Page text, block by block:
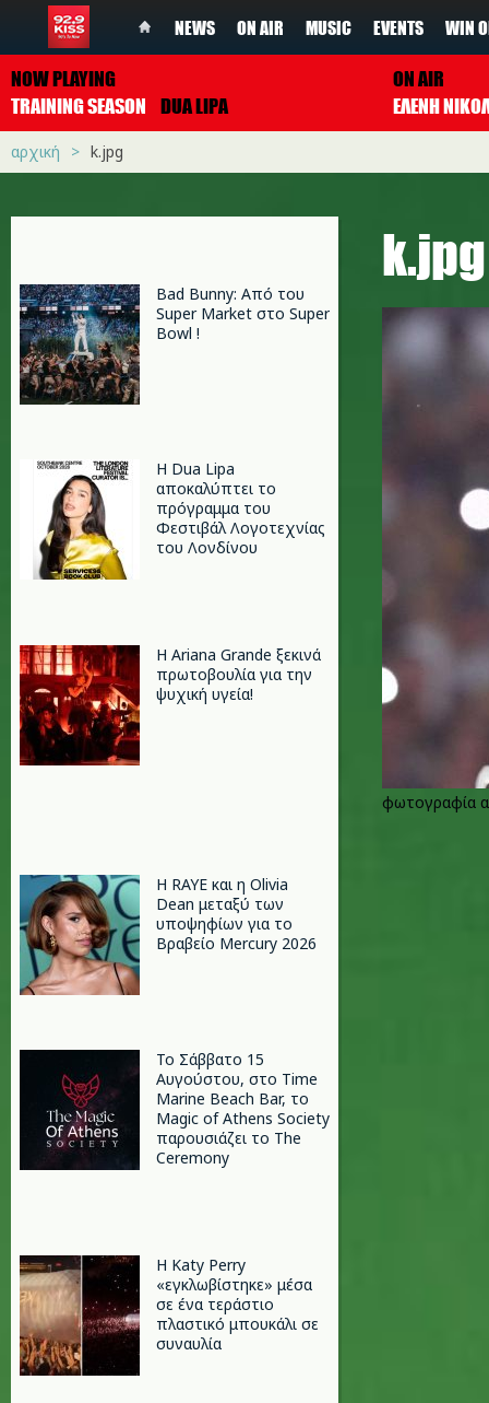
NEWS ON AIR MUSIC EVENTS WIN
NOW PLAYING
TRAINING SEASON
DUA LIPA
ON AIR
ΕΛΕΝΗ
αρχική k.jpg
Bad Bunny: Από του
Super Market στο Super
Bowl !
Η Dua Lipa
αποκαλύπτει το
πρόγραμμα του
Φεστιβάλ Λογοτεχνίας
του Λονδίνου
Η Ariana Grande ξεκινά
πρωτοβουλία για την
ψυχική υγεία!
Η RAYE και η Olivia
Dean μεταξύ των
υποψηφίων για το
Βραβείο Mercury 2026
Το Σάββατο 15
Αυγούστου, στο Time
Marine Beach Bar, το
Magic of Athens Society
παρουσιάζει το The
Ceremony
H Katy Perry
«εγκλωβίστηκε» μέσα
σε ένα τεράστιο
πλαστικό μπουκάλι σε
συναυλία
k.jpg
φωτογραφία